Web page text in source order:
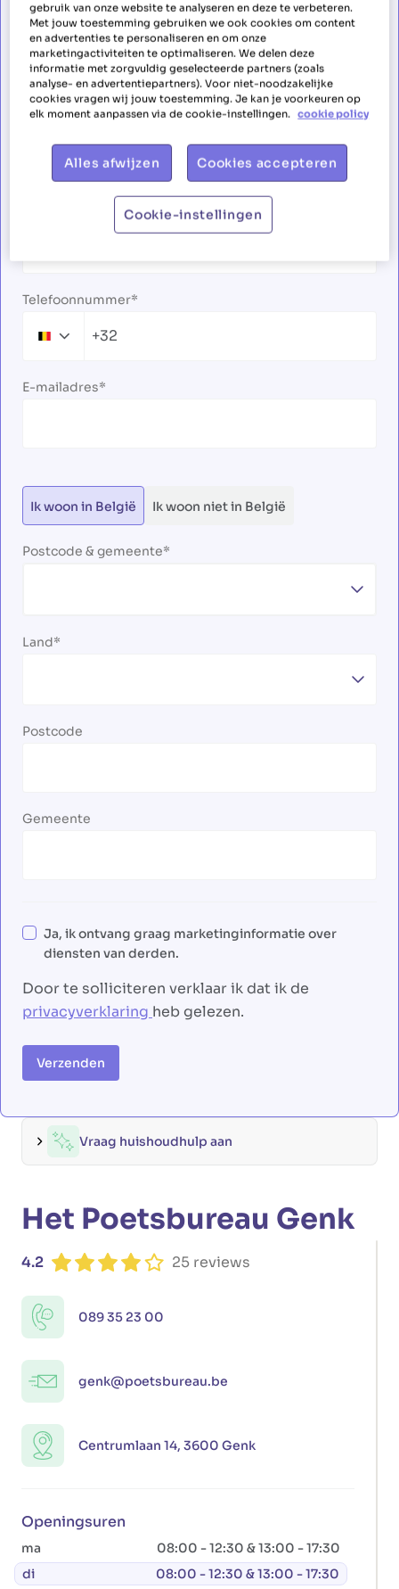
Solliciteer als huishoudhulp in
regio Genk
Telefoonnummer
Belgium+32
E-mailadres
Ik woon in België Ik woon niet in België
Postcode & gemeente
Land
Postcode
Gemeente
Ja, ik ontvang graag marketinginformatie over
diensten van derden.
Door te solliciteren verklaar ik dat ik de
privacyverklaring heb gelezen.
Verzenden
Vraag huishoudhulp aan
Het Poetsbureau Genk
4.2 25 reviews
089 35 23 00
genk@poetsbureau.be
Centrumlaan 14, 3600 Genk
Openingsuren
ma
08:00 - 12:30 & 13:00 - 17:30
di
08:00 - 12:30 & 13:00 - 17:30
gebruik van onze website te analyseren en deze te verbeteren.
Met jouw toestemming gebruiken we ook cookies om content
en advertenties te personaliseren en om onze
marketingactiviteiten te optimaliseren. We delen deze
informatie met zorgvuldig geselecteerde partners (zoals
analyse- en advertentiepartners). Voor niet-noodzakelijke
cookies vragen wij jouw toestemming. Je kan je voorkeuren op
elk moment aanpassen via de cookie-instellingen. cookie policy
Alles afwijzen Cookies accepteren
Cookie-instellingen